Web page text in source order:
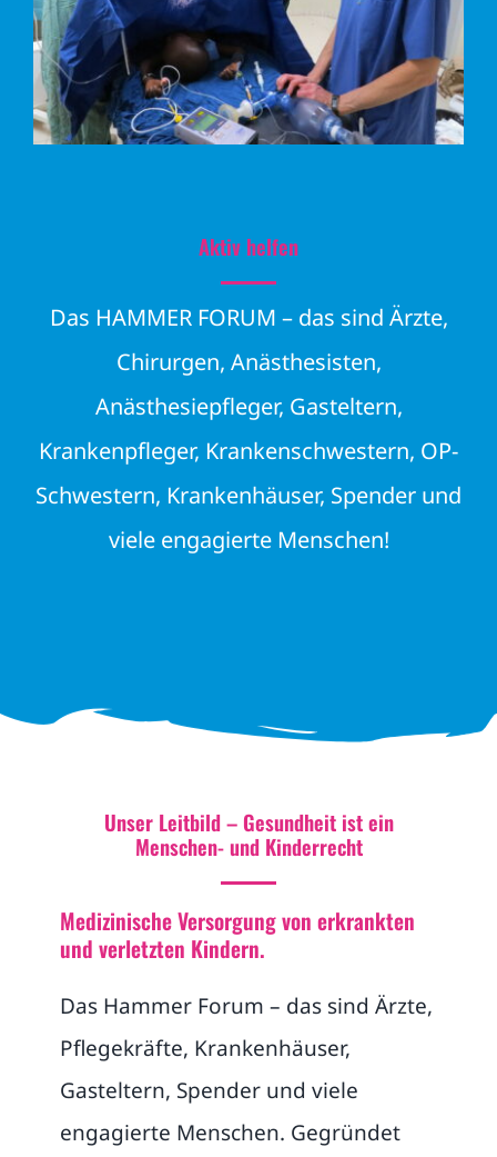
Aktiv helfen
Das HAMMER FORUM – das sind Ärzte,
Chirurgen, Anästhesisten,
Anästhesiepfleger, Gasteltern,
Krankenpfleger, Krankenschwestern, OP-
Schwestern, Krankenhäuser, Spender und
viele engagierte Menschen!
Unser Leitbild – Gesundheit ist ein
Menschen- und Kinderrecht
Medizinische Versorgung von erkrankten
und verletzten Kindern.
Das Hammer Forum – das sind Ärzte,
Pflegekräfte, Krankenhäuser,
Gasteltern, Spender und viele
engagierte Menschen. Gegründet